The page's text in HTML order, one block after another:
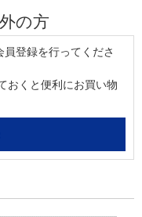
の方
登録を行ってくださ
おくと便利にお買い物